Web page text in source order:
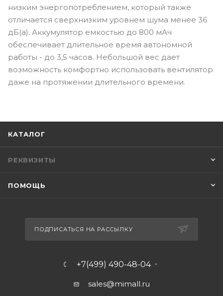
низким энергопотреблением, который также
отличается сверхнизким уровнем шума менее 36
дБ(а). Аккумулятор емкостью до 800 мАч
обеспечивает длительное время автономной
работы - до 3,5 часов. Небольшой вес дает
возможность комфортно использовать вентилятор
даже на протяжении длительного времени.
КАТАЛОГ
РЕКВИЗИТЫ
ПОМОЩЬ
ПОДПИСАТЬСЯ НА РАССЫЛКУ
+7(499) 490-48-04
sales@mimall.ru